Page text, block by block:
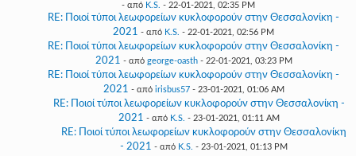
- από K.S. - 22-01-2021, 02:35 PM
RE: Ποιοί τύποι λεωφορείων κυκλοφορούν στην Θεσσαλονίκη -
2021 - από K.S. - 22-01-2021, 02:56 PM
RE: Ποιοί τύποι λεωφορείων κυκλοφορούν στην Θεσσαλονίκη -
2021 - από george-oasth- 22-01-2021, 03:23 PM
RE: Ποιοί τύποι λεωφορείων κυκλοφορούν στην Θεσσαλονίκη -
2021 - από irisbus57- 23-01-2021, 01:06 AM
RE: Ποιοί τύποι λεωφορείων κυκλοφορούν στην Θεσσαλονίκη -
2021 - από K.S. - 23-01-2021, 01:11 AM
RE: Ποιοί τύποι λεωφορείων κυκλοφορούν στην Θεσσαλονίκη
- 2021 - από K.S. - 23-01-2021, 01:13 PM